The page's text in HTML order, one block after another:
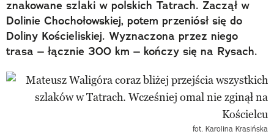
znakowane szlaki w polskich Tatrach. Zaczął w
Dolinie Chochołowskiej, potem przeniósł się do
Doliny Kościeliskiej. Wyznaczona przez niego
trasa – łącznie 300 km – kończy się na Rysach.
fot. Karolina Krasińska